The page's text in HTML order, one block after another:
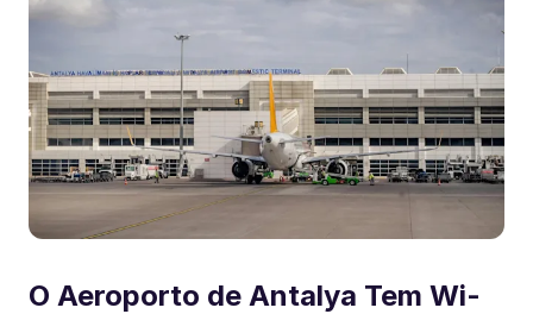
O Aeroporto de Antalya Tem Wi-